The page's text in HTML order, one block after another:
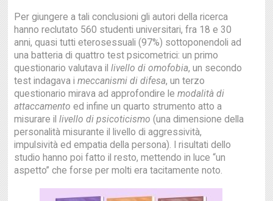
Per giungere a tali conclusioni gli autori della ricerca
hanno reclutato 560 studenti universitari, fra 18 e 30
anni, quasi tutti eterosessuali (97%) sottoponendoli ad
una batteria di quattro test psicometrici: un primo
questionario valutava illivello di omofobia, un secondo
test indagava imeccanismi di difesa, un terzo
questionario mirava ad approfondire lemodalità di
attaccamento ed infine un quarto strumento atto a
misurare illivello di psicoticismo (una dimensione della
personalità misurante il livello di aggressività,
impulsività ed empatia della persona). I risultati dello
studio hanno poi fatto il resto, mettendo in luce “un
aspetto” che forse per molti era tacitamente noto.